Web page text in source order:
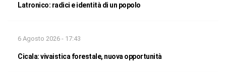
Latronico: radici e identità di un popolo
6 Agosto 2026 - 17:43
Cicala: vivaistica forestale, nuova opportunità